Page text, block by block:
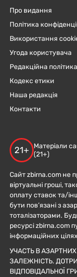
Про видання
Політика
Використання
Угода користувача
Редакційна політика
Кодекс етики
Наша редакція
Контакти
21+
Матеріали
(21+)
Сайт zbirna.com не
віртуальні гроші,
оплату ставок та/
бути пов’язані з
тоталізаторами.
ресурсі zbirna.com
інформаційних
УЧАСТЬ В
ЗАЛЕЖНІСТЬ.
ВІДПОВІДАЛЬНОЇ